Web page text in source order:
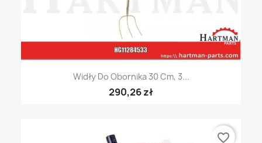
Widły Do Obornika 30 Cm, 3...
290,26 zł
favorite_border